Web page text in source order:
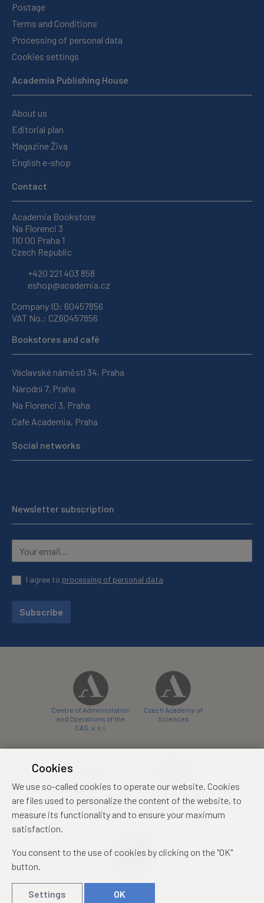
Postage
Terms and Conditions
Processing of personal data
Cookies settings
Academia Publishing House
About us
Editorial plan
Magazine Živa
English e-shop
Contact
Academia Bookstore
Na Florenci 3
110 00 Praha 1
Czech Republic
+420 221 403 858
eshop@academia.cz
Company ID: 60457856
VAT No.: CZ60457856
Bookstores and café
Václavské náměstí 34, Praha
Národní 7, Praha
Na Florenci 3, Praha
Cafe Academia, Praha
Social networks
Newsletter subscription
I agree to processing of personal data
Subscribe
Centre of Administration
and Operations of the
CAS, v. v. i.
Czech Academy of
Sciences
conference centre
konferenční centrum
Cookies
We use so-called cookies to operate our website. Cookies
are files used to personalize the content of the website, to
measure its functionality and to ensure your maximum
satisfaction.
You consent to the use of cookies by clicking on the "OK"
button.
Settings OK